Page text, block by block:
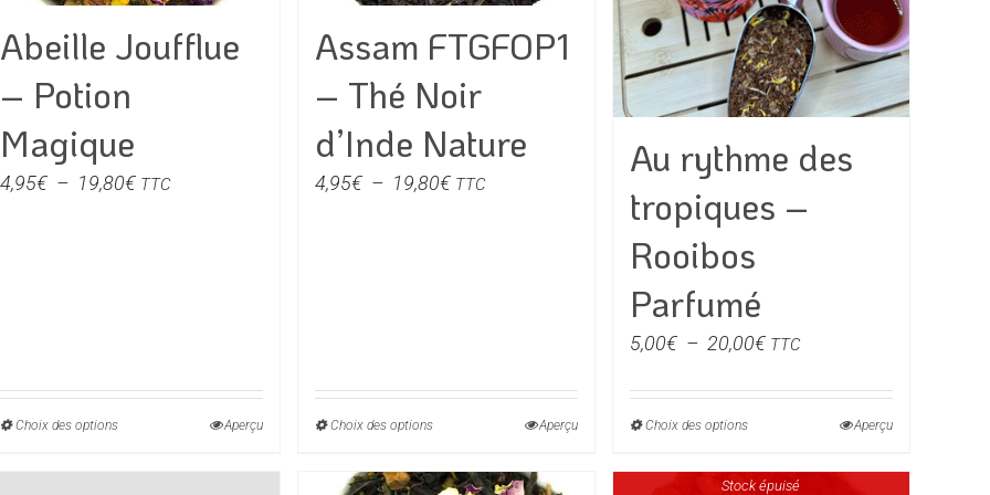
choisies
sur
page
produit
choisies
sur
page
du
produit
choisies
sur
la
page
produit
Abeille Joufflue
– Potion
Magique
4,95€ – 19,80€Plage
TTC
Choix des optionsCe
Aperçu
Assam FTGFOP1
– Thé Noir
d’Inde Nature
4,95€ – 19,80€Plage
TTC
Choix des optionsCe
a
Aperçu
Au rythme des
tropiques –
Rooibos
Parfumé
5,00€ – 20,00€Plage
prix :
TTC
Choix des optionsCe
a
Aperçu
Stock épuisé